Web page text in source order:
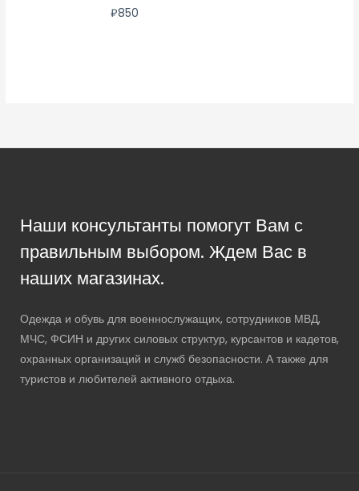
₽850
Наши консультанты помогут Вам с
правильным выбором. Ждем Вас в
наших магазинах.
Одежда и обувь для военнослужащих, сотрудников МВД,
МЧС, ФСИН и других силовых структур, курсантов и кадетов,
охранных организаций и служб безопасности. А также для
туристов и любителей активного отдыха.